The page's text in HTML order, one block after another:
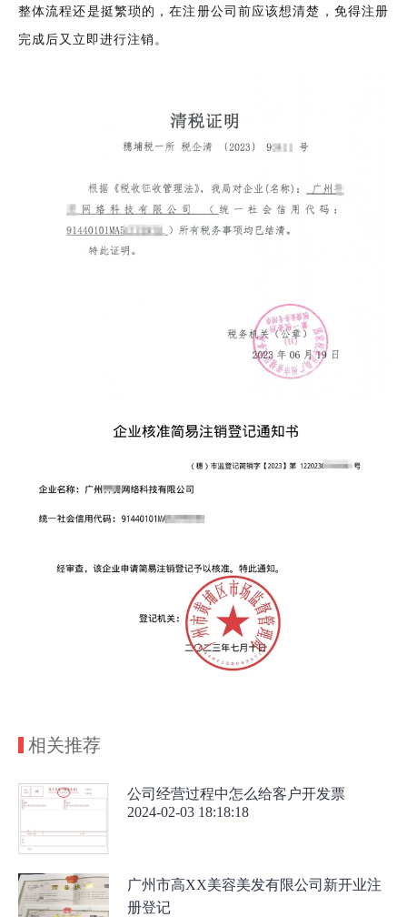
整体流程还是挺繁琐的，在注册公司前应该想清楚，免得注册
完成后又立即进行注销。
相关推荐
公司经营过程中怎么给客户开发票
2024-02-03 18:18:18
广州市高XX美容美发有限公司新开业注
册登记